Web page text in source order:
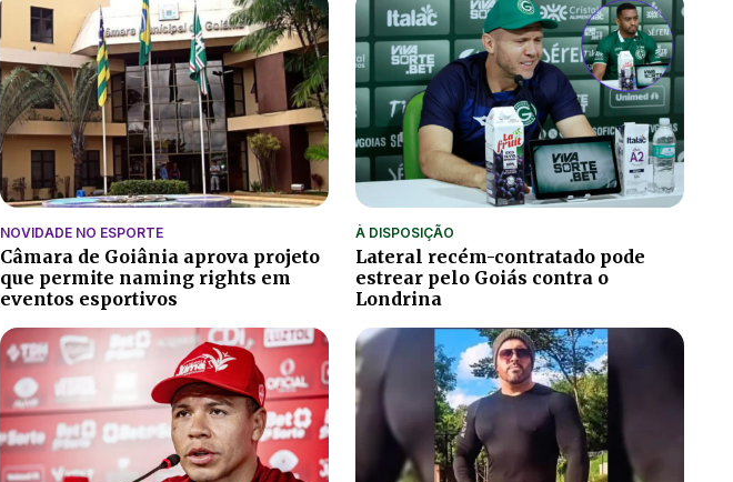
NOVIDADE NO ESPORTE
Câmara de Goiânia aprova projeto
que permite naming rights em
eventos esportivos
À DISPOSIÇÃO
Lateral recém-contratado pode
estrear pelo Goiás contra o
Londrina